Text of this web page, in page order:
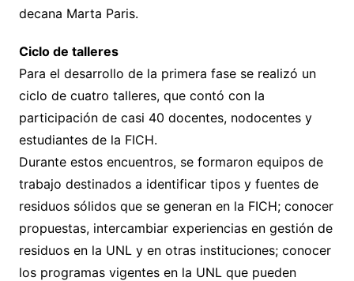
decana Marta Paris.
Ciclo de talleres
Para el desarrollo de la primera fase se realizó un
ciclo de cuatro talleres, que contó con la
participación de casi 40 docentes, nodocentes y
estudiantes de la FICH.
Durante estos encuentros, se formaron equipos de
trabajo destinados a identificar tipos y fuentes de
residuos sólidos que se generan en la FICH; conocer
propuestas, intercambiar experiencias en gestión de
residuos en la UNL y en otras instituciones; conocer
los programas vigentes en la UNL que pueden